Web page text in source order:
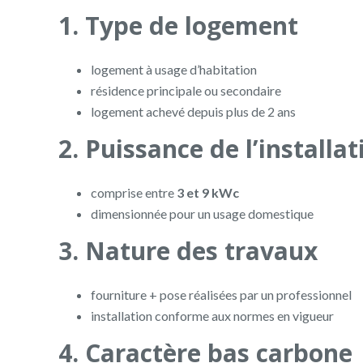
1. Type de logement
logement à usage d’habitation
résidence principale ou secondaire
logement achevé depuis plus de 2 ans
2. Puissance de
comprise entre 3 et 9 kWc
dimensionnée pour un usage domestique
3. Nature des travaux
fourniture + pose réalisées par un professionnel
installation conforme aux normes en vigueur
4. Caractère bas carbone